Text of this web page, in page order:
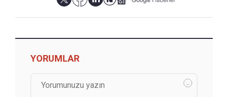
YORUMLAR